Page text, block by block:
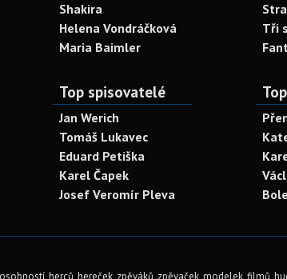
Shakira
Helena Vondráčková
Maria Baimler
Tři
Top spisovatelé
Jan Werich
Tomáš Lukavec
Eduard Petiška
Karel Čapek
Josef Veromír Pleva
herců, hereček, zpěváků, zpěvaček, modelek, filmů,